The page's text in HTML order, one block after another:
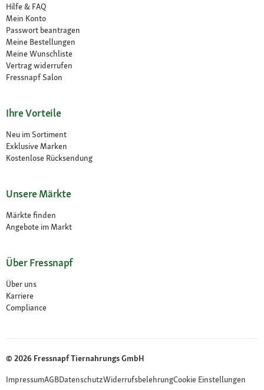
Hilfe & FAQ
Mein Konto
Passwort beantragen
Meine Bestellungen
Meine Wunschliste
Vertrag widerrufen
Fressnapf Salon
Ihre Vorteile
Neu im Sortiment
Exklusive Marken
Kostenlose Rücksendung
Unsere Märkte
Märkte finden
Angebote im Markt
Über Fressnapf
Über uns
Karriere
Compliance
© 2026 Fressnapf Tiernahrungs GmbH
ImpressumAGBDatenschutzWiderrufsbelehrungCookie Einstellungen